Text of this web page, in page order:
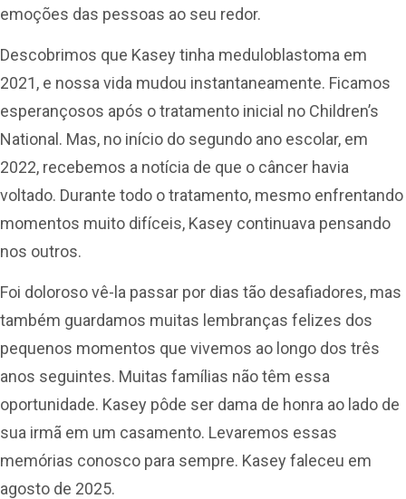
emoções das pessoas ao seu redor.
Descobrimos que Kasey tinha meduloblastoma em
2021, e nossa vida mudou instantaneamente. Ficamos
esperançosos após o tratamento inicial no Children’s
National. Mas, no início do segundo ano escolar, em
2022, recebemos a notícia de que o câncer havia
voltado. Durante todo o tratamento, mesmo enfrentando
momentos muito difíceis, Kasey continuava pensando
nos outros.
Foi doloroso vê-la passar por dias tão desafiadores, mas
também guardamos muitas lembranças felizes dos
pequenos momentos que vivemos ao longo dos três
anos seguintes. Muitas famílias não têm essa
oportunidade. Kasey pôde ser dama de honra ao lado de
sua irmã em um casamento. Levaremos essas
memórias conosco para sempre. Kasey faleceu em
agosto de 2025.